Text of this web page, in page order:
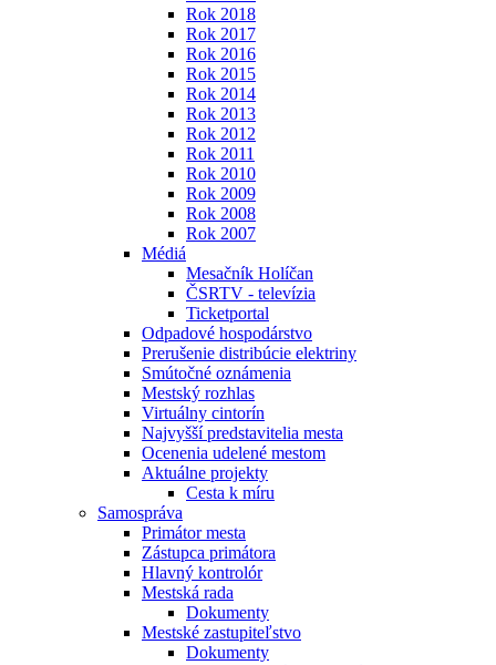
Rok 2018
Rok 2017
Rok 2016
Rok 2015
Rok 2014
Rok 2013
Rok 2012
Rok 2011
Rok 2010
Rok 2009
Rok 2008
Rok 2007
Médiá
Mesačník Holíčan
ČSRTV - televízia
Ticketportal
Odpadové hospodárstvo
Prerušenie distribúcie elektriny
Smútočné oznámenia
Mestský rozhlas
Virtuálny cintorín
Najvyšší predstavitelia mesta
Ocenenia udelené mestom
Aktuálne projekty
Cesta k míru
Samospráva
Primátor mesta
Zástupca primátora
Hlavný kontrolór
Mestská rada
Dokumenty
Mestské zastupiteľstvo
Dokumenty